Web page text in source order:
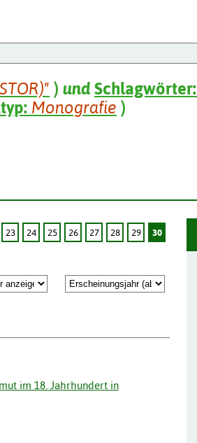
) und Schlagwörter:
Monografie )
23 24 25 26 27 28 29 30
im 18. Jahrhundert in